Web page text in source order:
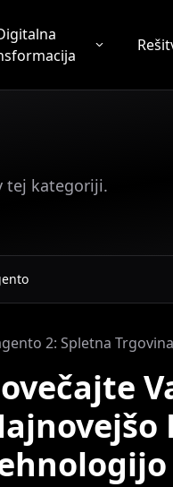
tej kategoriji.
2: Spletna